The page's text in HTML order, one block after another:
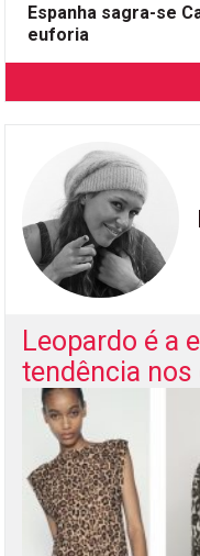
Espanha sagra-se
euforia
Leopardo é a
tendência